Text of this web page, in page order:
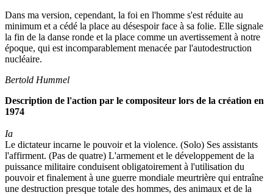
Dans ma version, cependant, la foi en l'homme s'est réduite au
minimum et a cédé la place au désespoir face à sa folie. Elle signale
la fin de la danse ronde et la place comme un avertissement à notre
époque, qui est incomparablement menacée par l'autodestruction
nucléaire.
Bertold Hummel
Description de l'action par le compositeur lors de la création en
1974
Ia
Le dictateur incarne le pouvoir et la violence. (Solo) Ses assistants
l'affirment. (Pas de quatre) L'armement et le développement de la
puissance militaire conduisent obligatoirement à l'utilisation du
pouvoir et finalement à une guerre mondiale meurtrière qui entraîne
une destruction presque totale des hommes, des animaux et de la